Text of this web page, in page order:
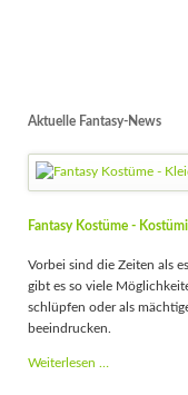
Aktuelle Fantasy-News
Fantasy Kostüme -
Vorbei sind die Zeiten als
gibt es so viele
schlüpfen oder als
beeindrucken.
Weiterlesen …